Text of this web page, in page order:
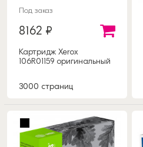
Под заказ
8162 ₽
Картридж Xerox
106R01159 оригинальный
3000 страниц